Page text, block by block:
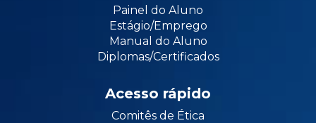
Painel do Aluno
Estágio/Emprego
Manual do Aluno
Diplomas/Certificados
Acesso rápido
Comitês de Ética